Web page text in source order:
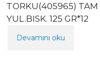
TORKU(405965) TAM
YUL.BISK. 125 GR*12
Devamını oku